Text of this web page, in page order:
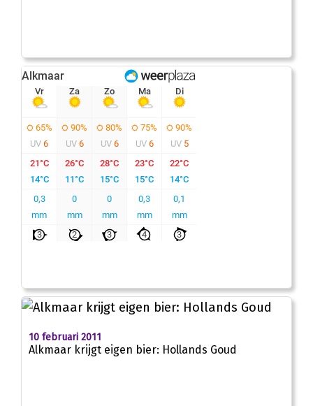
10 februari 2011
Alkmaar krijgt eigen bier: Hollands Goud